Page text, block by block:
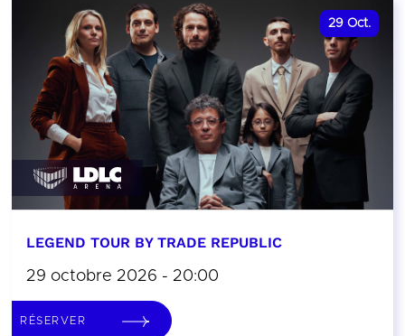
29 Oct.
LEGEND TOUR BY TRADE REPUBLIC
29 octobre 2026 - 20:00
RÉSERVER